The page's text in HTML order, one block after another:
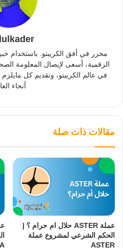
محرر في أفق الكريبتو. باستخدام
الرقمية، أسعى لإيصال المعلومة
في عالم الكريبتو، وتقديم كل
أنحاء
مقالات ذات صلة
عملة ASTER حلال ام حرام ؟ |
الحكم الشرعي لمشروع عملة
ASTER